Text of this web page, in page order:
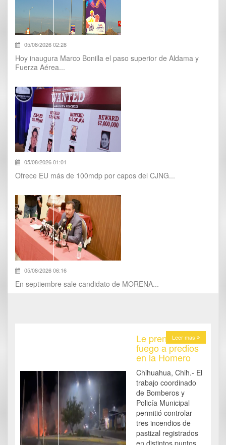
05/08/2026 02:28
Hoy inaugura Marco Bonilla el paso superior de Aldama y
Fuerza Aérea...
05/08/2026 01:01
Ofrece EU más de 100mdp por capos del CJNG...
05/08/2026 06:16
En septiembre sale candidato de MORENA...
Leer mas
Le prenden
fuego a predios
en la Homero
Chihuahua, Chih.- El
trabajo coordinado
de Bomberos y
Policía Municipal
permitió controlar
tres incendios de
pastizal registrados